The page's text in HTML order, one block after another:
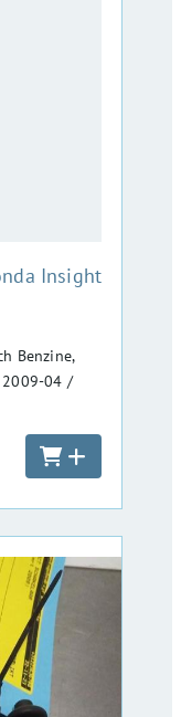
Insight
Benzine,
2009-04 /